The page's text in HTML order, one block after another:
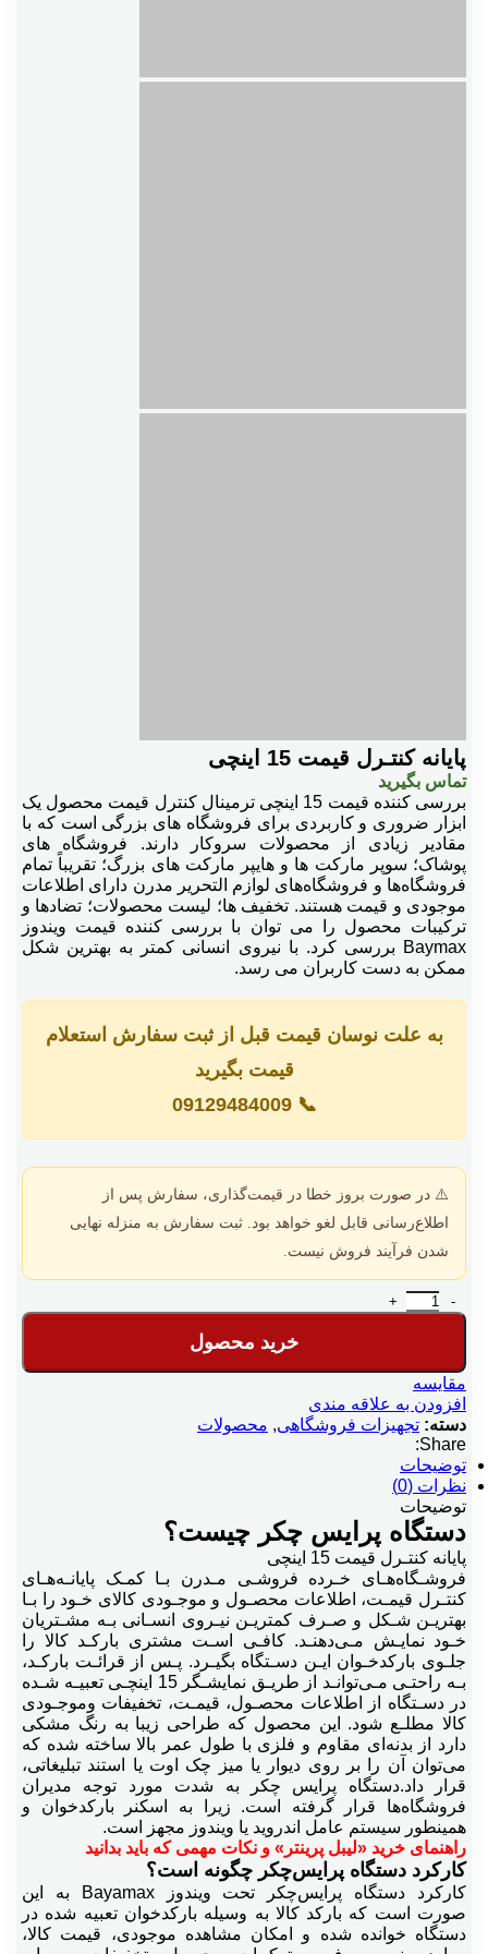
پایانه کنتـرل قیمت 15 اینچی
تماس بگیرید
بررسی کننده قیمت 15 اینچی ترمینال کنترل قیمت محصول یک
ابزار ضروری و کاربردی برای فروشگاه های بزرگی است که با
مقادیر زیادی از محصولات سروکار دارند. فروشگاه های
پوشاک؛ سوپر مارکت ها و هایپر مارکت های بزرگ؛ تقریباً تمام
فروشگاه‌ها و فروشگاه‌های لوازم التحریر مدرن دارای اطلاعات
موجودی و قیمت هستند. تخفیف ها؛ لیست محصولات؛ تضادها و
ترکیبات محصول را می توان با بررسی کننده قیمت ویندوز
Baymax بررسی کرد. با نیروی انسانی کمتر به بهترین شکل
ممکن به دست کاربران می رسد.
به علت نوسان قیمت قبل از ثبت سفارش استعلام
قیمت بگیرید
📞
09129484009
⚠️ در صورت بروز خطا در قیمت‌گذاری، سفارش پس از
اطلاع‌رسانی قابل لغو خواهد بود. ثبت سفارش به منزله نهایی
شدن فرآیند فروش نیست.
پایانه کنتـرل قیمت 15 اینچی عدد
خرید محصول
مقایسه
افزودن به علاقه مندی
دسته: تجهیزات فروشگاهی, محصولات
Share:
توضیحات
نظرات (0)
توضیحات
دستگاه پرایس چکر چیست؟
پایانه کنتـرل قیمت 15 اینچی
فروشـگاه‌هـای خـرده فروشـی مـدرن بـا کمـک پایانـه‌هـای
کنتـرل قیمـت، اطلاعات محصـول و موجـودی کالای خـود را بـا
بهتریـن شـکل و صـرف کمتریـن نیـروی انسـانی بـه مشـتریان
خـود نمایـش مـی‌دهنـد. کافـی اسـت مشتری بارکـد کالا را
جلـوی بارکدخـوان ایـن دسـتگاه بگیـرد. پـس از قرائـت بارکـد،
بـه راحتـی مـی‌توانـد از طریـق نمایشـگر 15 اینچـی تعبیـه شـده
در دسـتگاه از اطلاعات محصـول، قیمـت، تخفیفات وموجـودی
کالا مطلـع شود. این محصول که طراحی زیبا به رنگ مشکی
دارد از بدنه‌ای مقاوم و فلزی با طول عمر بالا ساخته شده که
می‌توان آن را بر روی دیوار یا میز چک اوت یا استند تبلیغاتی،
قرار داد.دستگاه پرایس چکر به شدت مورد توجه مدیران
فروشگاه‌ها قرار گرفته است. زیرا به اسکنر بارکدخوان و
همینطور سیستم عامل اندروید یا ویندوز مجهز است.
راهنمای خرید «لیبل پرینتر» و نکات مهمی که باید بدانید
کارکرد دستگاه پرایس‌چکر چگونه است؟
کارکرد دستگاه پرایس‌چکر تحت ویندوز Bayamax به این
صورت است که بارکد کالا به وسیله بارکدخوان تعبیه شده در
دستگاه خوانده شده و امکان مشاهده موجودی، قیمت کالا،